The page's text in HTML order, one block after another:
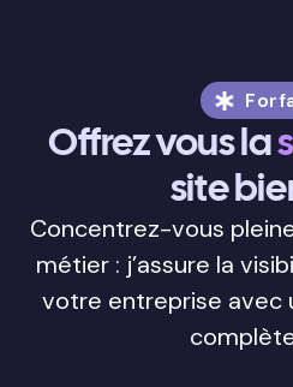
Offrez vous la
site
Concentrez-vous
métier : j’assure la
votre entreprise avec